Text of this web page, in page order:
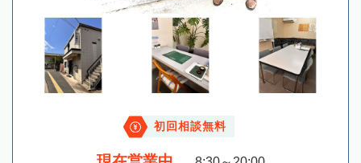
初回相談無料